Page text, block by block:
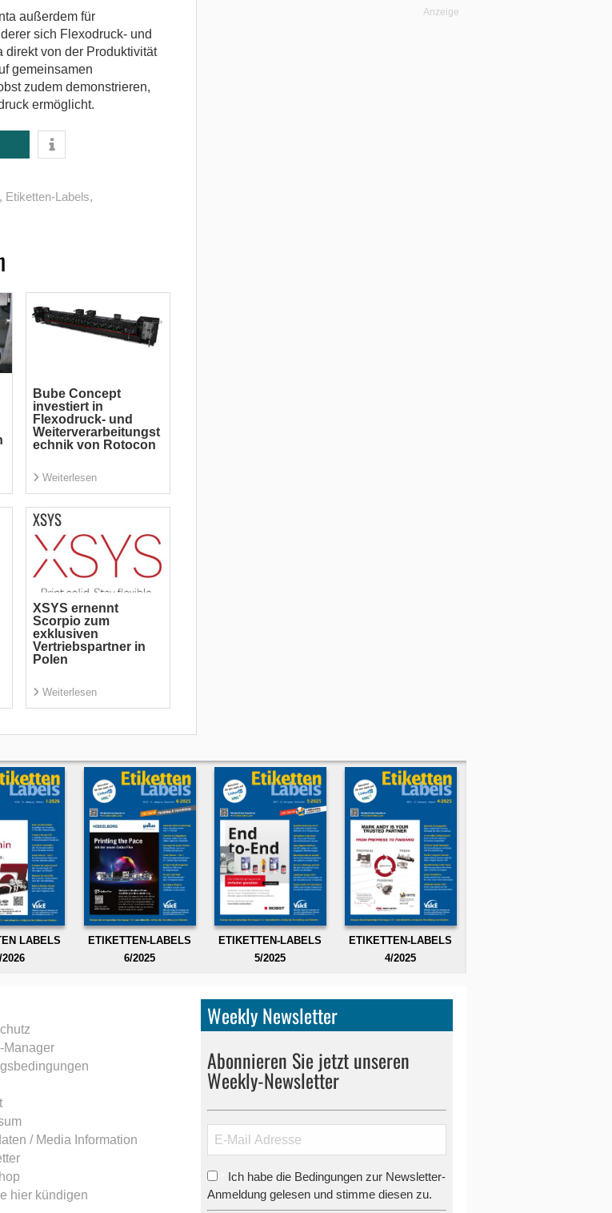
außerdem für
sich Flexodruck- und
direkt von der Produktivität
gemeinsamen
zudem demonstrieren,
ermöglicht.
Etiketten-Labels,
Bube Concept
investiert in
Flexodruck- und
Weiterverarbeitungst
echnik von Rotocon
Weiterlesen
XSYS ernennt
Scorpio zum
exklusiven
Vertriebspartner in
Polen
Weiterlesen
Anzeige
LABELS
2026
ETIKETTEN-LABELS
6/2025
ETIKETTEN-LABELS
5/2025
ETIKETTEN-LABELS
4/2025
Manager
/ Media Information
hier kündigen
Weekly Newsletter
Abonnieren Sie jetzt unseren
Weekly-Newsletter
Ich habe die Bedingungen zur Newsletter-
Anmeldung gelesen und stimme diesen zu.